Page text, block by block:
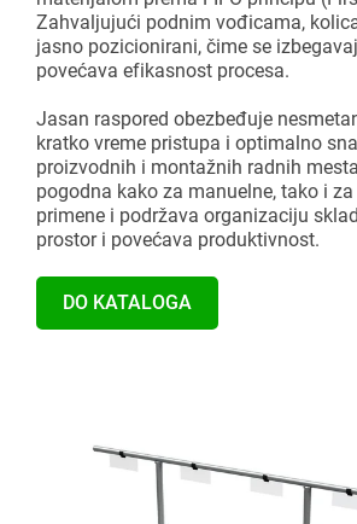
Dodatni aksesoari
Montažne linije
Gravitacioni valjkasti transporter
Karakuri
Bele table
FIFO stanica
Katalozi i centar za preuzimanje
Pokrenite lean projekat
PREGLED
Zahvaljujući podnim vođicama,
jasno pozicionirani, čime se
povećava efikasnost procesa.
Jasan raspored obezbeđuje
kratko vreme pristupa i optimalno
proizvodnih i montažnih radnih
pogodna kako za manuelne, tako i
primene i podržava organizaciju
prostor i povećava produktivnost.
DO KATALOGA